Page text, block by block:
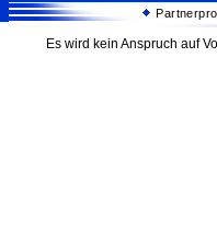
Es wird kein Anspruch auf